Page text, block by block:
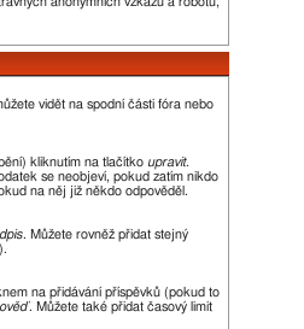
vidět na spodní části fóra nebo
kliknutím na tlačítko upravit.
se neobjeví, pokud zatím nikdo
na něj již někdo odpověděl.
. Můžete rovněž přidat stejný
na přidávání příspěvků (pokud to
. Můžete také přidat časový limit